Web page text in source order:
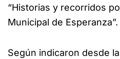
“Historias y recorridos
Municipal de Esperanza”.
Según indicaron desde